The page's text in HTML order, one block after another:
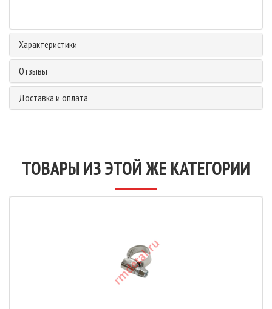
Характеристики
Отзывы
Доставка и оплата
ТОВАРЫ ИЗ ЭТОЙ ЖЕ КАТЕГОРИИ